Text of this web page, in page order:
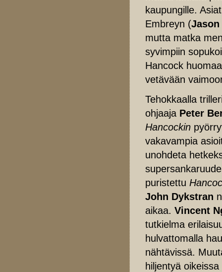
kaupungille.
Embreyn (Jason
mutta matka
syvimpiin
Hancock
vetävään
Tehokkaalla
ohjaaja Peter
Hancockin
vakavampia
unohdeta
puristettu
John Dykstran
aikaa. Vincent
tutkielma
hulvattomalla
nähtävissä.
hiljentyä